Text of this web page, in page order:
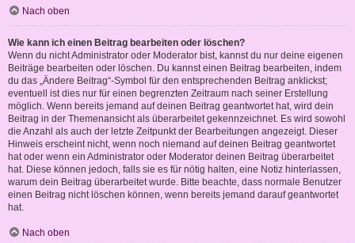
Nach oben
Wie kann ich einen Beitrag bearbeiten oder löschen?
Wenn du nicht Administrator oder Moderator bist, kannst du nur deine eigenen
Beiträge bearbeiten oder löschen. Du kannst einen Beitrag bearbeiten, indem
du das „Ändere Beitrag“-Symbol für den entsprechenden Beitrag anklickst;
eventuell ist dies nur für einen begrenzten Zeitraum nach seiner Erstellung
möglich. Wenn bereits jemand auf deinen Beitrag geantwortet hat, wird dein
Beitrag in der Themenansicht als überarbeitet gekennzeichnet. Es wird sowohl
die Anzahl als auch der letzte Zeitpunkt der Bearbeitungen angezeigt. Dieser
Hinweis erscheint nicht, wenn noch niemand auf deinen Beitrag geantwortet
hat oder wenn ein Administrator oder Moderator deinen Beitrag überarbeitet
hat. Diese können jedoch, falls sie es für nötig halten, eine Notiz hinterlassen,
warum dein Beitrag überarbeitet wurde. Bitte beachte, dass normale Benutzer
einen Beitrag nicht löschen können, wenn bereits jemand darauf geantwortet
hat.
Nach oben